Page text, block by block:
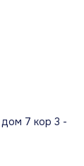
дом 7 кор 3 -